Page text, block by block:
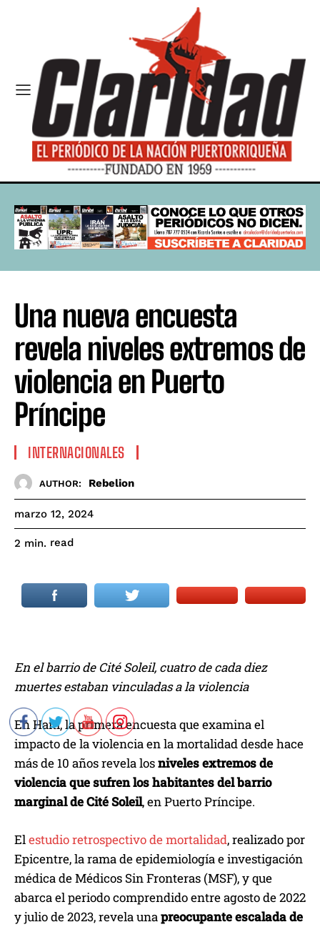
Una nueva encuesta
revela niveles extremos de
violencia en Puerto
Príncipe
INTERNACIONALES
AUTHOR: Rebelion
marzo 12, 2024
2 min. read
En el barrio de Cité Soleil, cuatro de cada diez
muertes estaban vinculadas a la violencia
En Haití, la primera encuesta que examina el
impacto de la violencia en la mortalidad desde hace
más de 10 años revela losniveles extremos de
violencia que sufren los habitantes del barrio
marginal de Cité Soleil, en Puerto Príncipe.
Elestudio retrospectivo de mortalidad, realizado por
Epicentre, la rama de epidemiología e investigación
médica de Médicos Sin Fronteras (MSF), y que
abarca el periodo comprendido entre agosto de 2022
y julio de 2023, revela unapreocupante escalada de